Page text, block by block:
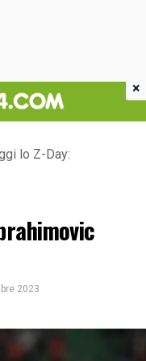
lo Z-Day:
2023
×